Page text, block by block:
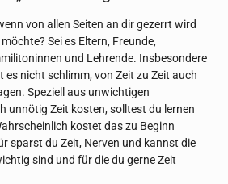
von allen Seiten an dir gezerrt wird
Sei es Eltern, Freunde,
und Lehrende. Insbesondere
es nicht schlimm, von Zeit zu Zeit auch
Speziell aus unwichtigen
unnötig Zeit kosten, solltest du lernen
kostet das zu Beginn
sparst du Zeit, Nerven und kannst die
sind und für die du gerne Zeit